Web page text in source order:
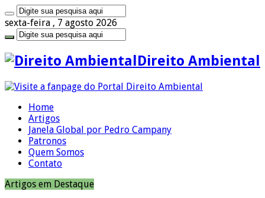
sexta-feira , 7 agosto 2026
Direito Ambiental
Home
Artigos
Janela Global por Pedro Campany
Patronos
Quem Somos
Contato
Artigos em Destaque